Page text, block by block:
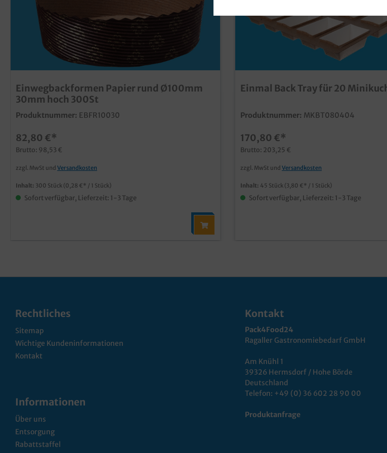
Einwegbackformen Papier rund Ø100mm
30mm hoch 300St
Produktnummer: EBFR10030
82,80 €*
Brutto: 98,53 €
zzgl. MwSt und Versandkosten
Inhalt: 300 Stück (0,28 €* / 1 Stück)
Sofort verfügbar, Lieferzeit: 1-3 Tage
Einmal Back Tray für 20
Produktnummer: MKBT080404
170,80 €*
Brutto: 203,25 €
zzgl. MwSt und Versandkosten
Inhalt: 45 Stück (3,80 €* / 1 Stück)
Sofort verfügbar, Lieferzeit: 1-3 Tage
Rechtliches
Sitemap
Wichtige Kundeninformationen
Kontakt
Informationen
Über uns
Entsorgung
Rabattstaffel
Kontakt
Pack4Food24
Ragaller Gastronomiebedarf GmbH
Am Knühl 1
39326 Hermsdorf / Hohe Börde
Deutschland
Telefon: +49 (0) 36 602 28 90 00
Produktanfrage